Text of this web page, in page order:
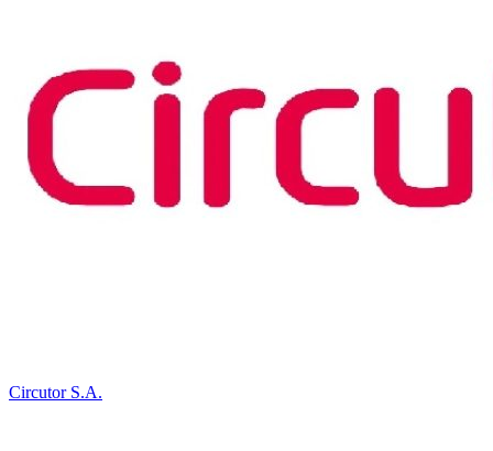
Circutor S.A.